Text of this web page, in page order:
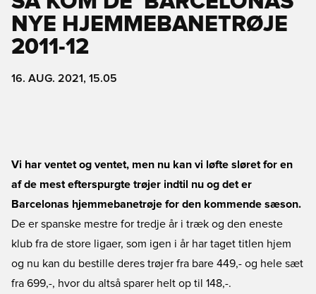
NYE HJEMMEBANETRØJE
2011-12
16. AUG. 2021, 15.05
Vi har ventet og ventet, men nu kan vi løfte sløret for en
af de mest efterspurgte trøjer indtil nu og det er
Barcelonas hjemmebanetrøje for den kommende sæson.
De er spanske mestre for tredje år i træk og den eneste
klub fra de store ligaer, som igen i år har taget titlen hjem
og nu kan du bestille deres trøjer fra bare 449,- og hele sæt
fra 699,-, hvor du altså sparer helt op til 148,-.